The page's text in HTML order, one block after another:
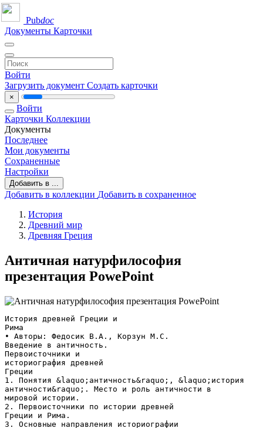
Pubdoc
Документы Карточки
Войти
Загрузить документ Создать карточки
×
Войти
Карточки Коллекции
Документы
Последнее
Мои документы
Сохраненные
Настройки
Добавить в ...
Добавить в коллекции Добавить в сохраненное
История
Древний мир
Древняя Греция
Античная натурфилософия
презентация PowePoint
История древней Греции и
Рима
• Авторы: Федосик В.А., Корзун М.С.
Введение в античность.
Первоисточники и
историография древней
Греции
1. Понятия &laquo;античность&raquo;, &laquo;история
античности&raquo;. Место и роль античности в
мировой истории.
2. Первоисточники по истории древней
Греции и Рима.
3. Основные направления историографии